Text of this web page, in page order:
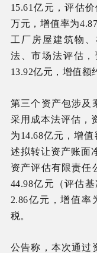
15.61亿元，评估
万元，增值率为
工厂房屋建筑物
法、市场法评估，
13.92亿元，增值额
第三个资产包涉及
采用成本法评估，
为14.68亿元，增
述拟转让资产账面
资产评估有限责任
44.98亿元（评估
2.86亿元，增值率
税。
公告称，本次通过